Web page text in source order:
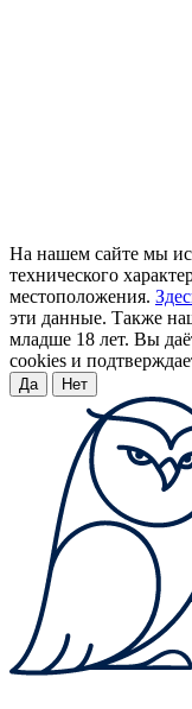
На нашем сайте мы
технического
местоположения.
эти данные. Также
младше 18 лет. Вы
cookies и
Да Нет